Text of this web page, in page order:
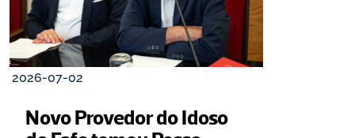
2026-07-02
Novo Provedor do Idoso